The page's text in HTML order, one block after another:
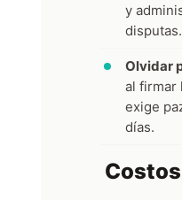
y
disputas.
Olvidar
al firmar
exige
días.